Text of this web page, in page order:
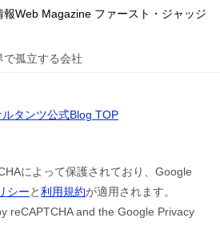
報Web Magazine ファースト・ジャッジ
で孤立する会社
タンツ公式Blog TOP
によって保護されており、Google
シーと利用規約が適用されます。
reCAPTCHA and the Google Privacy